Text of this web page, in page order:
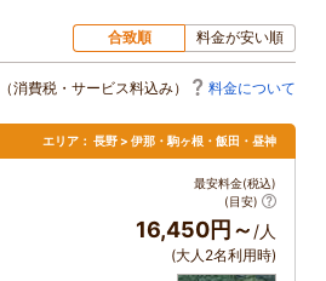
合致順 料金が安い順
消費税・サービス料込み） 料金について
エリア： 長野 > 伊那・駒ヶ根・飯田・昼神
最安料金(税込)
(目安)
16,450円～ /人
(大人2名利用時)